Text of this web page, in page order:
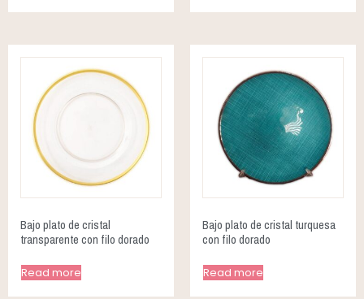
Bajo plato de cristal
transparente con filo dorado
Read more
Bajo plato de cristal turquesa
con filo dorado
Read more